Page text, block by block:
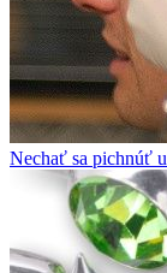
Nechať sa pichnúť